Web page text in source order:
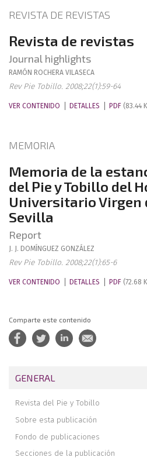
REVISTA DE REVISTAS
Revista de revistas
Journal highlights
RAMÓN ROCHERA VILASECA
Rev Pie Tobillo. 2008;22(1):59-64
VER CONTENIDO DETALLES PDF (83.44
MEMORIA
Memoria de la
del Pie y Tobillo del
Universitario Virgen
Sevilla
Report
J. J. DOMÍNGUEZ GONZÁLEZ
Rev Pie Tobillo. 2008;22(1):65-6
VER CONTENIDO DETALLES PDF (72.68
Comparte este contenido
GENERAL
Revista del Pie y Tobillo
Sobre esta publicación
Fondo de publicaciones
Secciones de la publicación